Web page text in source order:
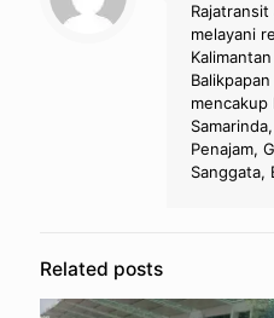
melayani
mencakup
Penajam,
Sanggata,
Related posts